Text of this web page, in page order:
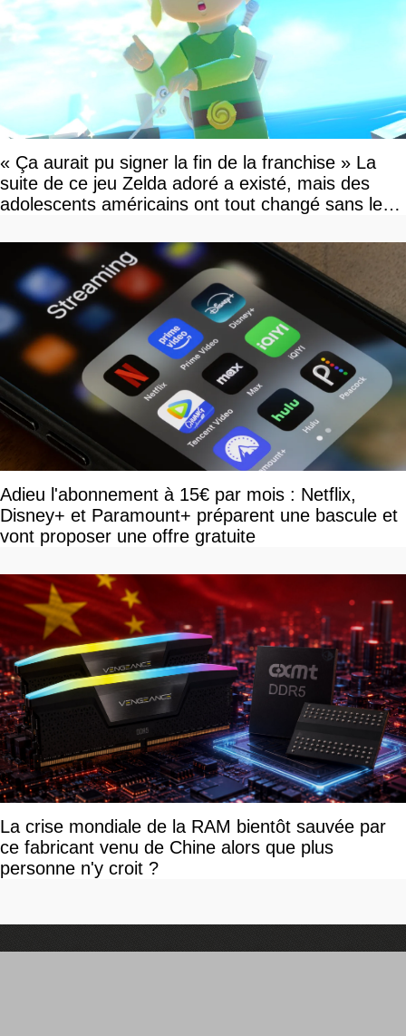
« Ça aurait pu signer la fin de la franchise » La
suite de ce jeu Zelda adoré a existé, mais des
adolescents américains ont tout changé sans le
Adieu l'abonnement à 15€ par mois : Netflix,
Disney+ et Paramount+ préparent une bascule et
vont proposer une offre gratuite
La crise mondiale de la RAM bientôt sauvée par
ce fabricant venu de Chine alors que plus
personne n'y croit ?